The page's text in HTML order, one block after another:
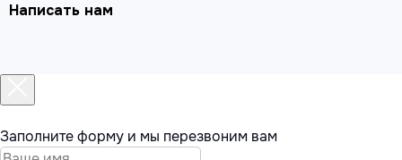
Написать нам
Заполните форму и мы перезвоним вам